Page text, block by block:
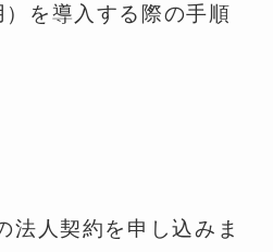
を導入する際の手順
法人契約を申し込みま